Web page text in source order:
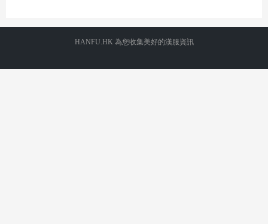
HANFU.HK 為您收集美好的漢服資訊